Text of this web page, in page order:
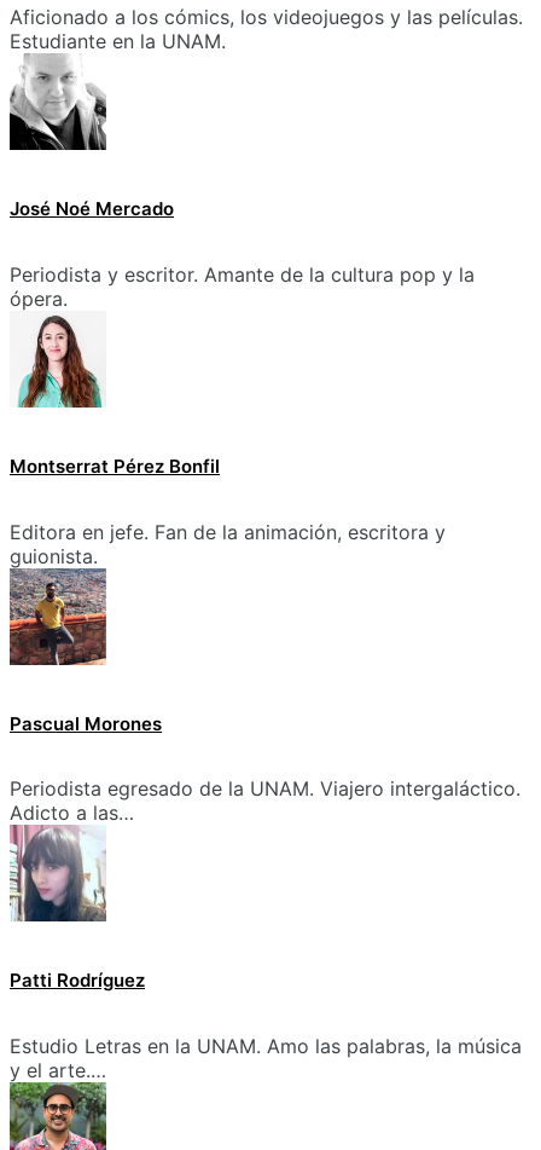
Aficionado a los cómics, los videojuegos y las películas.
Estudiante en la UNAM.
José Noé Mercado
Periodista y escritor. Amante de la cultura pop y la
ópera.
Montserrat Pérez Bonfil
Editora en jefe. Fan de la animación, escritora y
guionista.
Pascual Morones
Periodista egresado de la UNAM. Viajero intergaláctico.
Adicto a las…
Patti Rodríguez
Estudio Letras en la UNAM. Amo las palabras, la música
y el arte.…